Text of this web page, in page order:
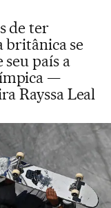
de ter
britânica se
país a
—
Rayssa Leal